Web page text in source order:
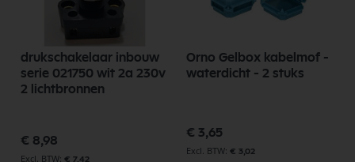
drukschakelaar inbouw
serie 021750 wit 2a 230v
2 lichtbronnen
€ 8,98
€ 7,42
Orno Gelbox kabelmof -
waterdicht - 2 stuks
€ 3,65
€ 3,02